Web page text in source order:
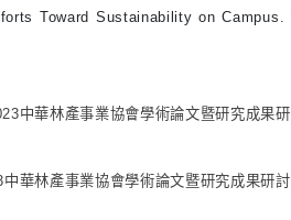
Toward Sustainability on Campus.
中華林產事業協會學術論文暨研究成果研
華林產事業協會學術論文暨研究成果研討